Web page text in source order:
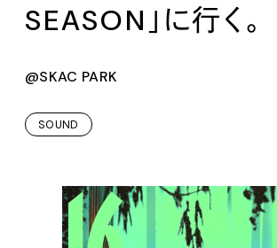
SEASON」に行く。
@SKAC PARK
SOUND